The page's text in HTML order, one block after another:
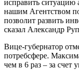
исправить ситуацию
нашим Агентством
позволит развить
сказал Александр
Вице-губернатор
потребсфере.
чем в 6 раз – за счет